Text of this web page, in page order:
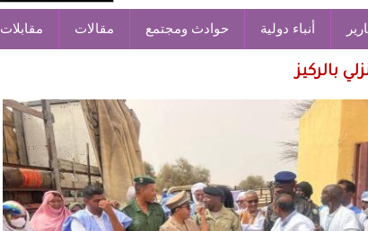
أنباء دولية حوادث ومجتمع مقالات مقابلات
بالركيز